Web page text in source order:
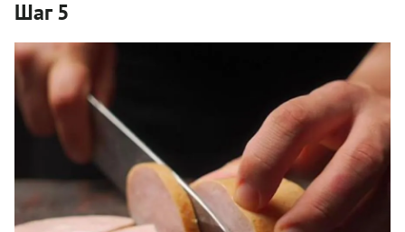
Шаг 5